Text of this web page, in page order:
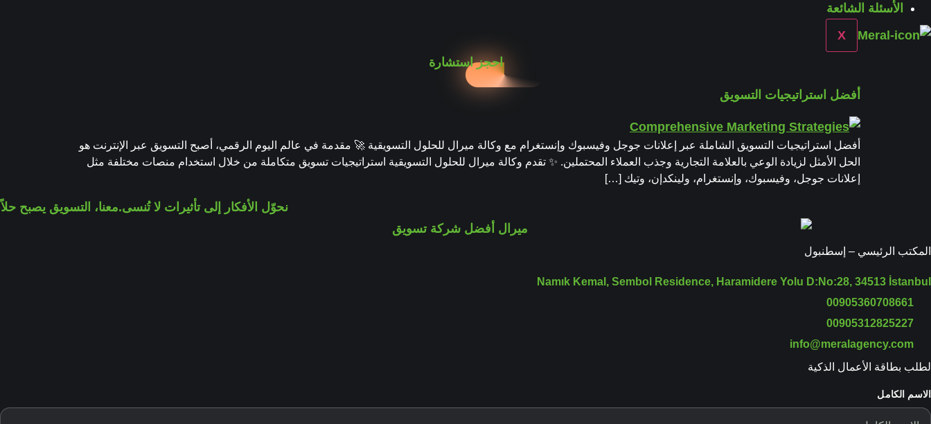
الأسئلة الشائعة
X
احجز استشارة
أفضل استراتيجيات التسويق
أفضل استراتيجيات التسويق الشاملة عبر إعلانات جوجل وفيسبوك وإنستغرام مع وكالة ميرال للحلول التسويقية 🚀 مقدمة في عالم اليوم الرقمي، أصبح التسويق عبر الإنترنت هو
الحل الأمثل لزيادة الوعي بالعلامة التجارية وجذب العملاء المحتملين. ✨ تقدم وكالة ميرال للحلول التسويقية استراتيجيات تسويق متكاملة من خلال استخدام منصات مختلفة مثل
إعلانات جوجل، وفيسبوك، وإنستغرام، ولينكدإن، وتيك […]
معنا، التسويق يصبحنحوّل الأفكار إلى تأثيرات لا تُنسى.
المكتب الرئيسي – إسطنبول
Namık Kemal, Sembol Residence, Haramidere Yolu D:No:28, 34513 İstanbul
00905360708661
00905312825227
info@meralagency.com
لطلب بطاقة الأعمال الذكية
الاسم الكامل